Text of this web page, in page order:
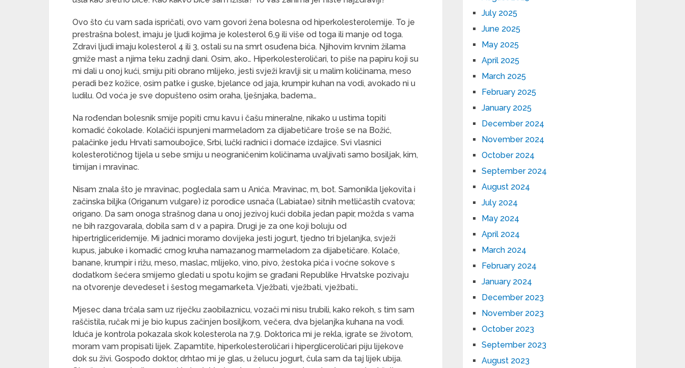
Ovo što ću vam sada ispričati, ovo vam govori žena bolesna od hiperkolesterolemije. To je
prestrašna bolest, imaju je ljudi kojima je kolesterol 6,9 ili više od toga ili manje od toga.
Zdravi ljudi imaju kolesterol 4 ili 3, ostali su na smrt osuđena bića. Njihovim krvnim žilama
gmiže mast a njima teku zadnji dani. Osim, ako… Hiperkolesteroličari, to piše na papiru koji su
mi dali u onoj kući, smiju piti obrano mlijeko, jesti svježi kravlji sir, u malim količinama, meso
peradi bez kožice, osim patke i guske, bjelance od jaja, krumpir kuhan na vodi, avokado ni u
ludilu. Od voća je sve dopušteno osim oraha, lješnjaka, badema…
Na rođendan bolesnik smije popiti crnu kavu i čašu mineralne, nikako u ustima topiti
komadić čokolade. Kolačići ispunjeni marmeladom za dijabetičare troše se na Božić,
palačinke jedu Hrvati samoubojice, Srbi, lučki radnici i domaće izdajice. Svi vlasnici
kolesterotičnog tijela u sebe smiju u neograničenim količinama uvaljivati samo bosiljak, kim,
timijan i mravinac.
Nisam znala što je mravinac, pogledala sam u Anića. Mravinac, m, bot. Samonikla ljekovita i
začinska biljka (Origanum vulgare) iz porodice usnača (Labiatae) sitnih metličastih cvatova;
origano. Da sam onoga strašnog dana u onoj jezivoj kući dobila jedan papir, možda s vama
ne bih razgovarala, dobila sam d v a papira. Drugi je za one koji boluju od
hipertrigliceridemije. Mi jadnici moramo dovijeka jesti jogurt, tjedno tri bjelanjka, svježi
kupus, jabuke i komadić crnog kruha namazanog marmeladom za dijabetičare. Kolače,
banane, krumpir i rižu, meso, maslac, mlijeko, vino, pivo, žestoka pića i voćne sokove s
dodatkom šećera smijemo gledati u spotu kojim se građani Republike Hrvatske pozivaju
na otvorenje devedeset i šestog megamarketa. Vježbati, vježbati, vježbati…
Mjesec dana trčala sam uz riječku zaobilaznicu, vozači mi nisu trubili, kako rekoh, s tim sam
raščistila, ručak mi je bio kupus začinjen bosiljkom, večera, dva bjelanjka kuhana na vodi.
Iduća je kontrola pokazala skok kolesterola na 7,9. Doktorica mi je rekla, igrate se životom,
moram vam propisati lijek. Zapamtite, hiperkolesteroličari i hipergliceroličari piju lijekove
dok su živi. Gospođo doktor, drhtao mi je glas, u želucu jogurt, čula sam da taj lijek ubija.
July 2025
June 2025
May 2025
April 2025
March 2025
February 2025
January 2025
December 2024
November 2024
October 2024
September 2024
August 2024
July 2024
May 2024
April 2024
March 2024
February 2024
January 2024
December 2023
November 2023
October 2023
September 2023
August 2023